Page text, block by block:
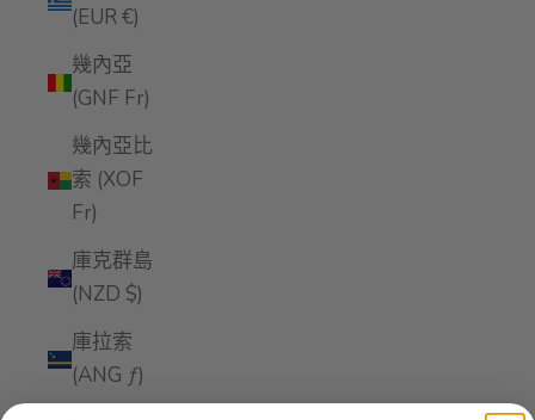
(EUR €)
幾內亞
(GNF Fr)
幾內亞比
索 (XOF
Fr)
庫克群島
(NZD $)
庫拉索
(ANG ƒ)